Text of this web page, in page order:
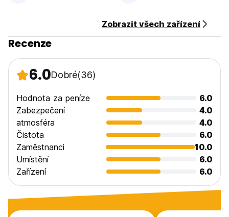
Děti a skupiny mládeže musí být doprovázeny alespoň
jednou osobou odpovědnou za jejich dohled. (Auto-
translated from original language)
Zobrazit všech zařízení
Recenze
6.0Dobré(36)
Hodnota za peníze
6.0
Zabezpečení
4.0
atmosféra
4.0
Čistota
6.0
Zaměstnanci
10.0
Umístění
6.0
Zařízení
6.0